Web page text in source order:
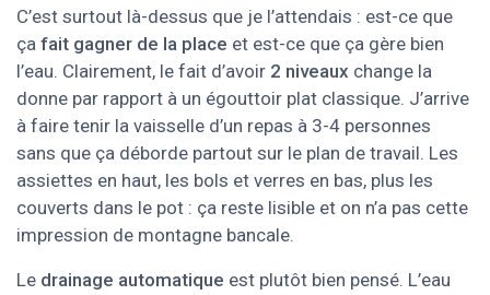
C’est surtout là-dessus que je l’attendais : est-ce que
ça fait gagner de la place et est-ce que ça gère bien
l’eau. Clairement, le fait d’avoir 2 niveaux change la
donne par rapport à un égouttoir plat classique. J’arrive
à faire tenir la vaisselle d’un repas à 3-4 personnes
sans que ça déborde partout sur le plan de travail. Les
assiettes en haut, les bols et verres en bas, plus les
couverts dans le pot : ça reste lisible et on n’a pas cette
impression de montagne bancale.
Le drainage automatique est plutôt bien pensé. L’eau